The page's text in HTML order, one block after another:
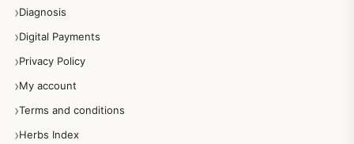
Diagnosis
Digital Payments
Privacy Policy
My account
Terms and conditions
Herbs Index